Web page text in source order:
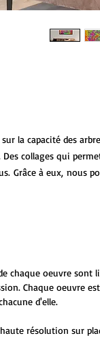
la capacité des
collages qui
Grâce à eux, nous
chaque oeuvre sont
Chaque oeuvre
d'elle.
résolution sur